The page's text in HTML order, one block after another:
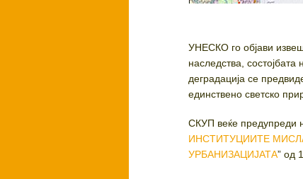
УНЕСКО го објави
наследства,
деградација се
единствено светско
СКУП веќе предупреди
ИНСТИТУЦИИТЕ
УРБАНИЗАЦИЈАТА” од